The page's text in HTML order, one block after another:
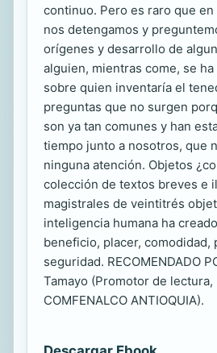
continuo. Pero es raro que
nos detengamos y
orígenes y desarrollo de
alguien, mientras come, se
sobre quien inventaría el
preguntas que no surgen
son ya tan comunes y han
tiempo junto a nosotros, que
ninguna atención. Objetos
colección de textos breves e
magistrales de veintitrés
inteligencia humana ha
beneficio, placer, comodidad,
seguridad. RECOMENDADO
Tamayo (Promotor de lectura,
COMFENALCO ANTIOQUIA).